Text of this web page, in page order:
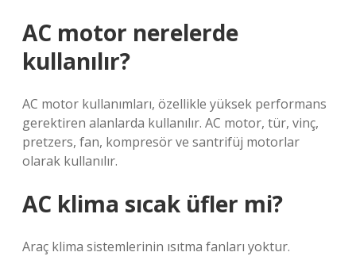
AC motor nerelerde
kullanılır?
AC motor kullanımları, özellikle yüksek performans
gerektiren alanlarda kullanılır. AC motor, tür, vinç,
pretzers, fan, kompresör ve santrifüj motorlar
olarak kullanılır.
AC klima sıcak üfler mi?
Araç klima sistemlerinin ısıtma fanları yoktur.